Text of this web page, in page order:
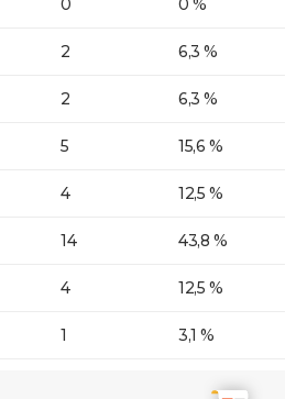
0 0 %
2 6,3 %
2 6,3 %
5 15,6 %
4 12,5 %
14 43,8 %
4 12,5 %
1 3,1 %